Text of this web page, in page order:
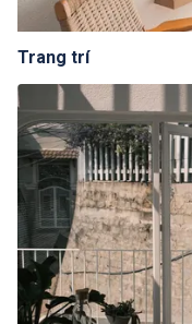
Trang trí